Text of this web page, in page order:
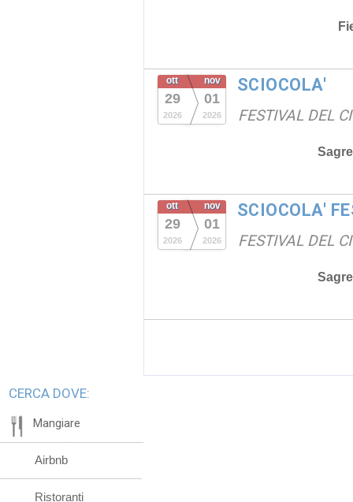
ott
29
2026
nov
01
2026
SCIOCOLA'
FESTIVAL DEL
Sagre
ott
29
2026
nov
01
2026
SCIOCOLA'
FESTIVAL DEL
Sagre
CERCA DOVE:
Mangiare
Airbnb
Ristoranti